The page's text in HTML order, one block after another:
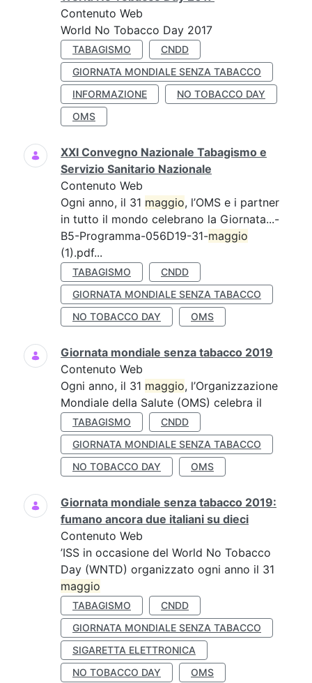
Contenuto Web
World No Tobacco Day 2017
TABAGISMO
CNDD
GIORNATA MONDIALE SENZA TABACCO
INFORMAZIONE
NO TOBACCO DAY
OMS
XXI Convegno Nazionale Tabagismo e
Servizio Sanitario Nazionale
Contenuto Web
Ogni anno, il 31 maggio, l’OMS e i partner
in tutto il mondo celebrano la Giornata...-
B5-Programma-056D19-31-maggio
(1).pdf...
TABAGISMO
CNDD
GIORNATA MONDIALE SENZA TABACCO
NO TOBACCO DAY
OMS
Giornata mondiale senza tabacco 2019
Contenuto Web
Ogni anno, il 31 maggio, l’Organizzazione
Mondiale della Salute (OMS) celebra il
TABAGISMO
CNDD
GIORNATA MONDIALE SENZA TABACCO
NO TOBACCO DAY
OMS
Giornata mondiale senza tabacco 2019:
fumano ancora due italiani su dieci
Contenuto Web
’ISS in occasione del World No Tobacco
Day (WNTD) organizzato ogni anno il 31
maggio
TABAGISMO
CNDD
GIORNATA MONDIALE SENZA TABACCO
SIGARETTA ELETTRONICA
NO TOBACCO DAY
OMS